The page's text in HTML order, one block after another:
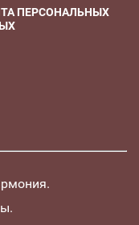
ПЕРСОНАЛЬНЫХ